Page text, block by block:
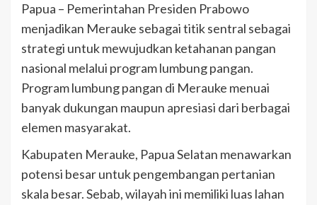
Papua – Pemerintahan Presiden Prabowo
menjadikan Merauke sebagai titik sentral sebagai
strategi untuk mewujudkan ketahanan pangan
nasional melalui program lumbung pangan.
Program lumbung pangan di Merauke menuai
banyak dukungan maupun apresiasi dari berbagai
elemen masyarakat.
Kabupaten Merauke, Papua Selatan menawarkan
potensi besar untuk pengembangan pertanian
skala besar. Sebab, wilayah ini memiliki luas lahan